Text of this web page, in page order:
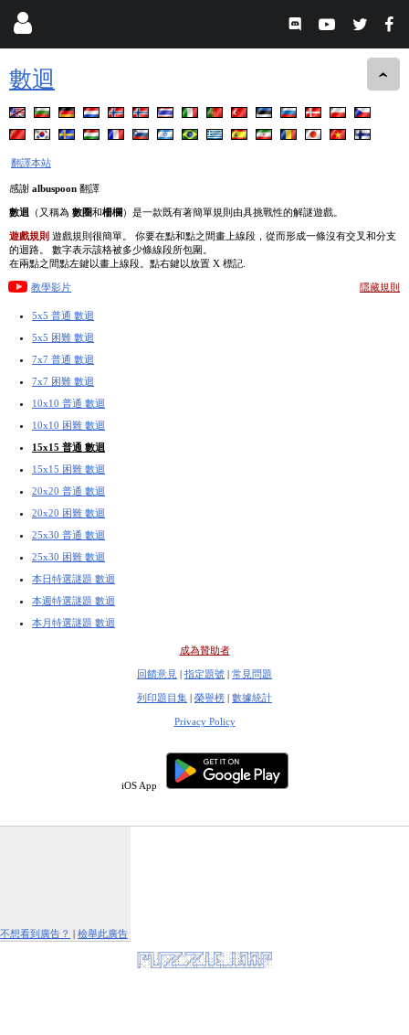
數迴
翻譯本站
感謝 albuspoon 翻譯
數迴 （又稱為 數圈和柵欄）是一款既有著簡單規則由具挑戰性的解謎遊戲。
遊戲規則 遊戲規則很簡單。 你要在點和點之間畫上線段，從而形成一條沒有交叉和分支
的迴路。 數字表示該格被多少條線段所包圍。
在兩點之間點左鍵以畫上線段。點右鍵以放置 X 標記.
教學影片 隱藏規則
5x5 普通 數迴
5x5 困難 數迴
7x7 普通 數迴
7x7 困難 數迴
10x10 普通 數迴
10x10 困難 數迴
15x15 普通 數迴
15x15 困難 數迴
20x20 普通 數迴
20x20 困難 數迴
25x30 普通 數迴
25x30 困難 數迴
本日特選謎題 數迴
本週特選謎題 數迴
本月特選謎題 數迴
成為贊助者
回饋意見 | 指定題號 | 常見問題
列印題目集 | 榮譽榜 | 數據統計
Privacy Policy
iOS App
不想看到廣告？ | 檢舉此廣告